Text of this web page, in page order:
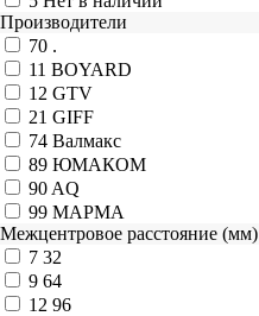
Производители
70 .
11 BOYARD
12 GTV
21 GIFF
74 Валмакс
89 ЮМАКОМ
90 AQ
99 МАРМА
Межцентровое расстояние (мм)
7 32
9 64
12 96